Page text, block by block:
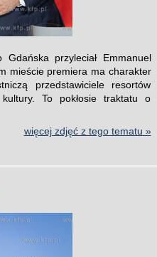
przyleciał Emmanuel
mieście premiera ma charakter
przedstawiciele resortów
To pokłosie traktatu o
więcej zdjęć z tego tematu »